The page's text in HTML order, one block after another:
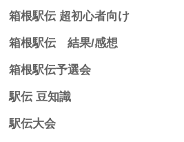
箱根駅伝 超初心者向け
箱根駅伝 結果/感想
箱根駅伝予選会
駅伝 豆知識
駅伝大会